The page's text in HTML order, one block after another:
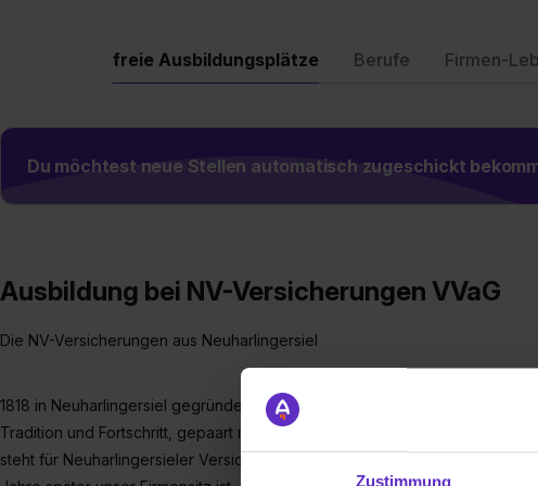
Zustimmung
freie Ausbildungsplätze Berufe Firmen-
Du möchtest neue Stellen automatisch zugeschickt
Ausbildung bei NV-Versicherungen VVaG
Die NV-Versicherungen aus Neuharlingersiel
1818 in Neuharlingersiel gegründet, sind die NV-Versicherungen eine der
Tradition und Fortschritt, gepaart mit Vertrauen und Zuverlässigkeit, haben
steht für Neuharlingersieler Versicherungen. Denn Neuharlingersiel ist